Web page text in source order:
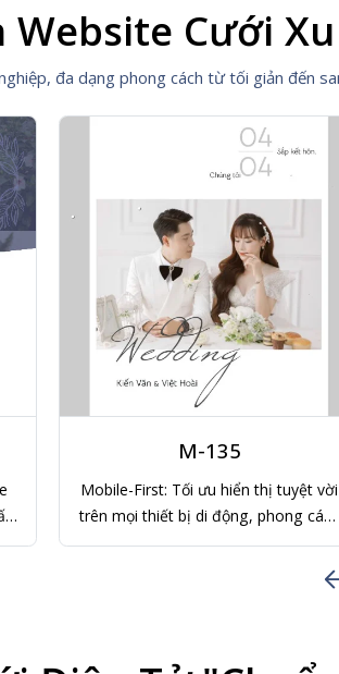
Website Cưới
đa dạng phong cách từ tối giản đến
M-134
Mobile-First: Tối ưu hiển thị tuyệt vời
trên mọi thiết bị di động, phong cách
đơn giản, tinh tế, không thể hiện sự
cầu kì, với tone màu xám xanh nhẹ